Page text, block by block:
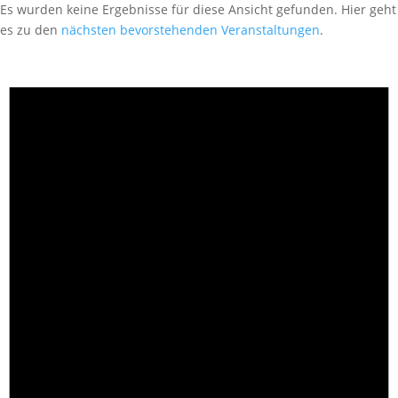
Es wurden keine Ergebnisse für diese Ansicht gefunden. Hier geht
es zu den nächsten bevorstehenden Veranstaltungen.